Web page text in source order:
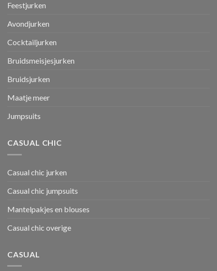
Feestjurken
Avondjurken
Cocktailjurken
Bruidsmeisjesjurken
Bruidsjurken
Maatje meer
Jumpsuits
CASUAL CHIC
Casual chic jurken
Casual chic jumpsuits
Mantelpakjes en blouses
Casual chic overige
CASUAL